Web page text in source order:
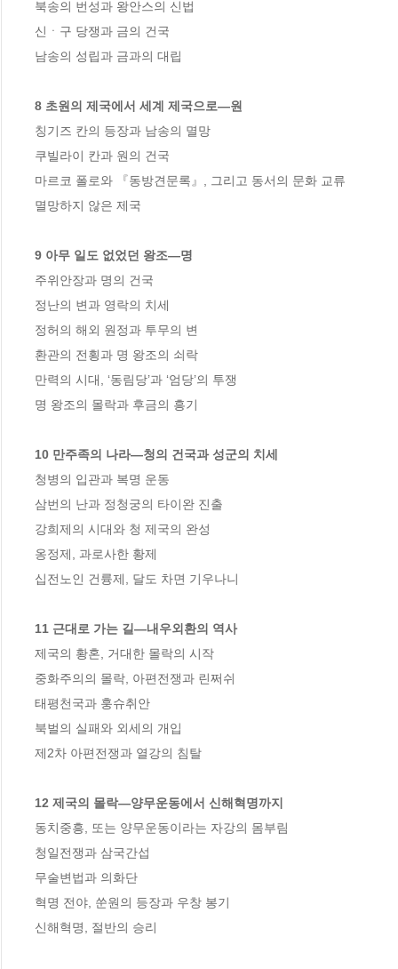
북송의 번성과 왕안스의 신법
신ㆍ구 당쟁과 금의 건국
남송의 성립과 금과의 대립
8 초원의 제국에서 세계 제국으로―원
칭기즈 칸의 등장과 남송의 멸망
쿠빌라이 칸과 원의 건국
마르코 폴로와 『동방견문록』, 그리고 동서의 문화 교류
멸망하지 않은 제국
9 아무 일도 없었던 왕조―명
주위안장과 명의 건국
정난의 변과 영락의 치세
정허의 해외 원정과 투무의 변
환관의 전횡과 명 왕조의 쇠락
만력의 시대, ‘동림당’과 ‘엄당’의 투쟁
명 왕조의 몰락과 후금의 흥기
10 만주족의 나라―청의 건국과 성군의 치세
청병의 입관과 복명 운동
삼번의 난과 정청궁의 타이완 진출
강희제의 시대와 청 제국의 완성
옹정제, 과로사한 황제
십전노인 건륭제, 달도 차면 기우나니
11 근대로 가는 길―내우외환의 역사
제국의 황혼, 거대한 몰락의 시작
중화주의의 몰락, 아편전쟁과 린쩌쉬
태평천국과 훙슈취안
북벌의 실패와 외세의 개입
제2차 아편전쟁과 열강의 침탈
12 제국의 몰락―양무운동에서 신해혁명까지
동치중흥, 또는 양무운동이라는 자강의 몸부림
청일전쟁과 삼국간섭
무술변법과 의화단
혁명 전야, 쑨원의 등장과 우창 봉기
신해혁명, 절반의 승리